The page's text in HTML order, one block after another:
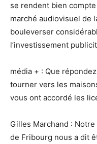
se rendent bien
marché audiovisuel de
bouleverser
l’investissement
média + : Que
tourner vers les
vous ont accordé les
Gilles Marchand :
de Fribourg nous a dit